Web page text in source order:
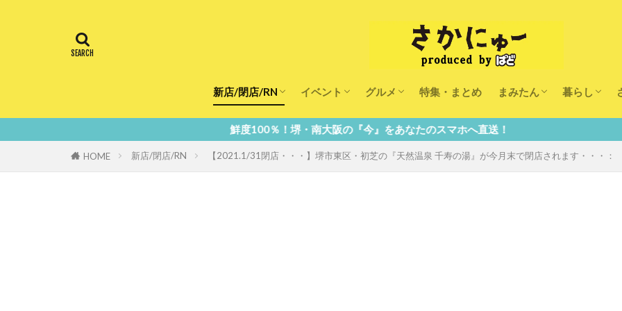
新店/閉店/RN
飲食店
スーパー
美容・健康
医療
イベント
キッズ
グルメ
ランチ
カフェ
特集・まとめ まみたん
まみたんイベント・おで
習い事・キャンペーン
幼稚園・こども園・保育
暮らし
鮮度100％！堺・南大阪の『今』をあなたのスマホへ直送！
HOME 新店/閉店/RN 【2021.1/31閉店・・・】堺市東区・初芝の『天然温泉 千寿の湯』が今月末で閉店されます・・・：